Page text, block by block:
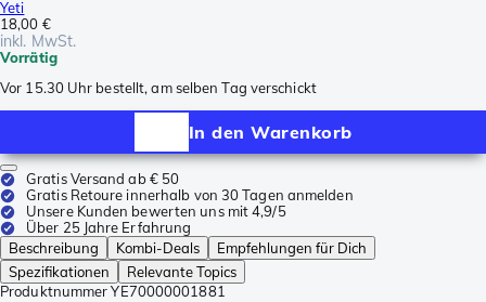
Yeti
18,00 €
inkl. MwSt.
Vorrätig
Vor 15.30 Uhr bestellt, am selben Tag verschickt
In den Warenkorb
Gratis Versand ab € 50
Gratis Retoure innerhalb von 30 Tagen anmelden
Unsere Kunden bewerten uns mit 4,9/5
Über 25 Jahre Erfahrung
Beschreibung
Kombi-Deals
Empfehlungen für Dich
Spezifikationen
Relevante Topics
Produktnummer YE70000001881